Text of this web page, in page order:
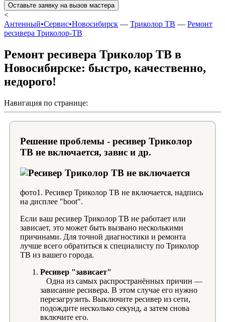
Оставьте заявку на вызов мастера
<
Антенный•Сервис•Новосибирск — Триколор ТВ — Ремонт
ресивера Триколор-ТВ
Ремонт ресивера Триколор ТВ в
Новосибирске: быстро, качественно,
недорого!
Навигация по странице:
Решение проблемы - ресивер Триколор
ТВ не включается, завис и др.
фото1. Ресивер Триколор ТВ не включается, надпись
на дисплее "boot".
Если ваш ресивер Триколор ТВ не работает или
зависает, это может быть вызвано несколькими
причинами. Для точной диагностики и ремонта
лучше всего обратиться к специалисту по Триколор
ТВ из вашего города.
Ресивер "зависает"
Одна из самых распространённых причин —
зависание ресивера. В этом случае его нужно
перезагрузить. Выключите ресивер из сети,
подождите несколько секунд, а затем снова
включите его.